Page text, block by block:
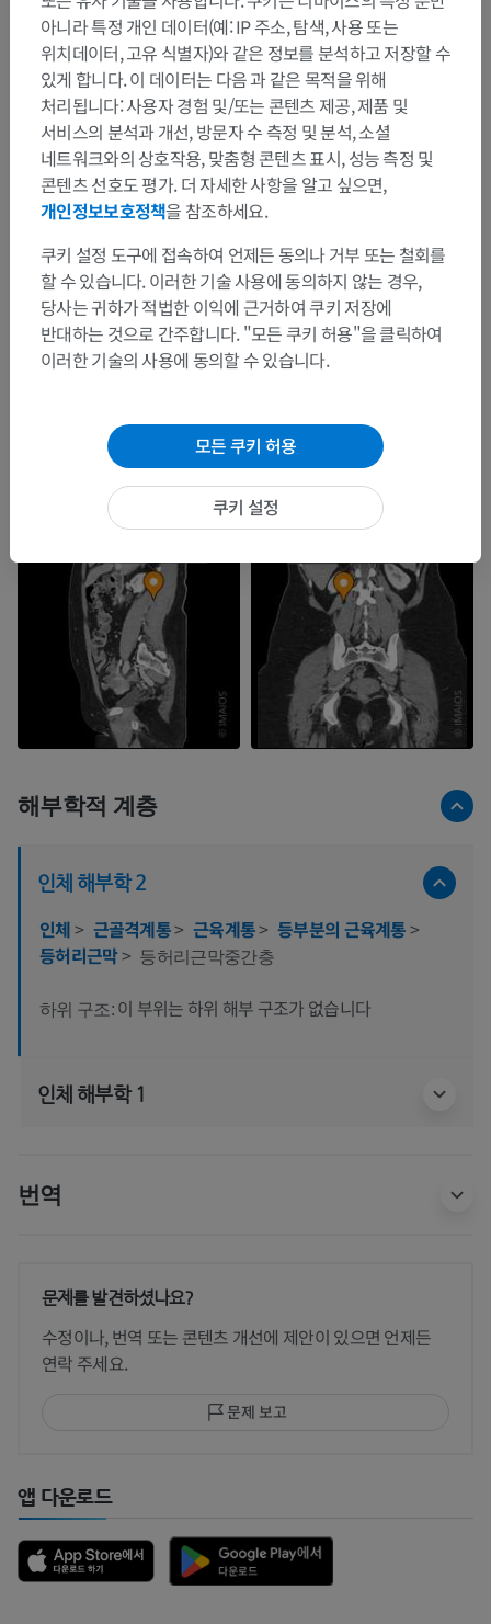
해부학적 계층
인체 해부학 2
인체> 근골격계통> 근육계통> 등부분의 근육계통>
등허리근막> 등허리근막중간층
하위 구조: 이 부위는 하위 해부 구조가 없습니다
인체 해부학 1
번역
문제를 발견하셨나요?
수정이나, 번역 또는 콘텐츠 개선에 제안이 있으면 언제든
연락 주세요.
문제 보고
앱 다운로드
아니라 특정 개인 데이터(예: IP 주소, 탐색, 사용 또는
위치데이터, 고유 식별자)와 같은 정보를 분석하고 저장할 수
있게 합니다. 이 데이터는 다음 과 같은 목적을 위해
처리됩니다: 사용자 경험 및/또는 콘텐츠 제공, 제품 및
서비스의 분석과 개선, 방문자 수 측정 및 분석, 소셜
네트워크와의 상호작용, 맞춤형 콘텐츠 표시, 성능 측정 및
콘텐츠 선호도 평가. 더 자세한 사항을 알고 싶으면,
개인정보보호정책을 참조하세요.
쿠키 설정 도구에 접속하여 언제든 동의나 거부 또는 철회를
할 수 있습니다. 이러한 기술 사용에 동의하지 않는 경우,
당사는 귀하가 적법한 이익에 근거하여 쿠키 저장에
반대하는 것으로 간주합니다. "모든 쿠키 허용"을 클릭하여
이러한 기술의 사용에 동의할 수 있습니다.
모든 쿠키 허용
쿠키 설정